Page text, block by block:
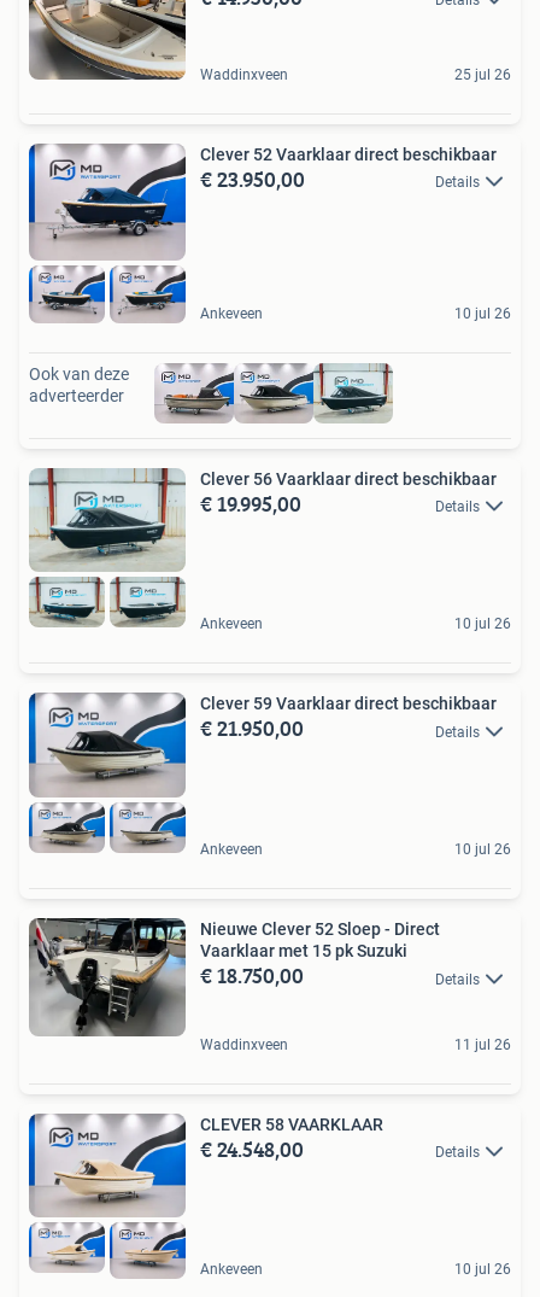
Waddinxveen 25 jul 26
Clever 52 Vaarklaar direct beschikbaar
€ 23.950,00 Details
Ankeveen 10 jul 26
Ook van deze
adverteerder
Clever 56 Vaarklaar direct beschikbaar
€ 19.995,00 Details
Ankeveen 10 jul 26
Clever 59 Vaarklaar direct beschikbaar
€ 21.950,00 Details
Ankeveen 10 jul 26
Nieuwe Clever 52 Sloep - Direct
Vaarklaar met 15 pk Suzuki
€ 18.750,00 Details
Waddinxveen 11 jul 26
CLEVER 58 VAARKLAAR
€ 24.548,00 Details
Ankeveen 10 jul 26